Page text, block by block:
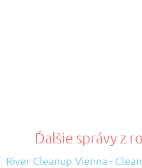
Ďalšie správy z
River Cleanup Vienna -